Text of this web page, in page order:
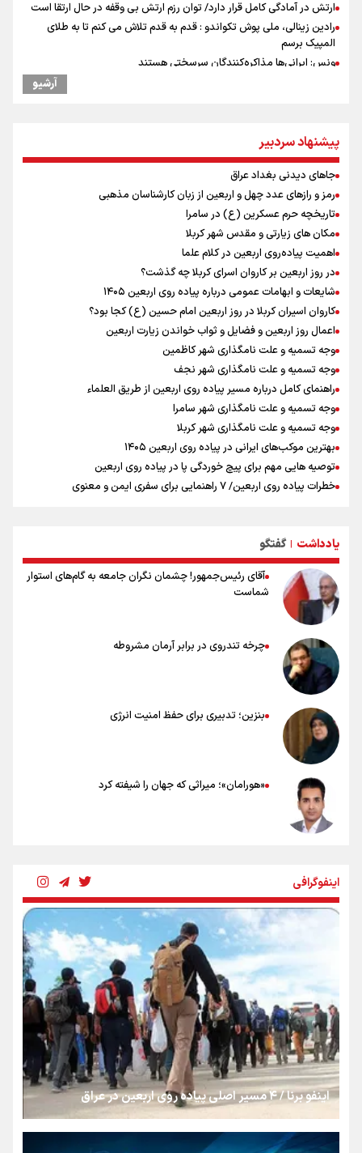
ارتش در آمادگی کامل قرار دارد/ توان رزم ارتش بی وقفه در حال ارتقا است
رادین زینالی، ملی پوش تکواندو : قدم به قدم تلاش می کنم تا به طلای
المپیک برسم
ونس: ایرانی‌ها مذاکره‌کنندگان سرسختی هستند
جابجایی مرکز ثقل اقتصاد جهان انجام شد/ فرصت طلایی برای اقتصاد
اردوی تیم ملی تکواندو
پالایشگاه بزرگ نفت روسیه هدف حمله قرار گرفت
دوچرخه‌سواری در کوهستان؛ جذاب اما بسیار خطرناک
تاریخچه حرم عسکرین (ع) در سامرا
مهدی حاجی ‌موسایی، ملی‌پوش تکواندوی ایران : با تصمیم فدراسیون در
وزن جدیدی در مسابقات حاضر می شوم
ماهواره‌‌ها خسارت انفجار جبل‌علی امارت را لو دادند
مسعود حجی زواره، مربی تیم ملی تکواندو : تیم جوان و آینده داری را در
اختیار داریم
پیام خانلرخانی، سرمربی تیم ملی تکواندو : به‌دلیل تحریم‌ها تهیه تجهیزات
الکترونیکی مورد نیاز تکواندو بسیار دشوار است
آرشیو
پیشنهاد سردبیر
جاهای دیدنی بغداد عراق
رمز و رازهای عدد چهل و اربعین از زبان کارشناسان مذهبی
تاریخچه حرم عسکرین (ع) در سامرا
مکان های زیارتی و مقدس شهر کربلا
اهمیت پیاده‌روی اربعین در کلام علما
در روز اربعین بر کاروان اسرای کربلا چه گذشت؟
شایعات و ابهامات عمومی درباره پیاده روی اربعین ۱۴۰۵
کاروان اسیران کربلا در روز اربعین امام حسین (ع) کجا بود؟
اعمال روز اربعین و فضایل و ثواب خواندن زیارت اربعین
وجه تسمیه و علت نامگذاری شهر کاظمین
وجه تسمیه و علت نامگذاری شهر نجف
راهنمای کامل درباره مسیر پیاده روی اربعین از طریق العلماء
وجه تسمیه و علت نامگذاری شهر سامرا
وجه تسمیه و علت نامگذاری شهر کربلا
بهترین موکب‌های ایرانی در پیاده روی اربعین ۱۴۰۵
توصیه هایی مهم برای پیچ خوردگی پا در پیاده روی اربعین
خطرات پیاده روی اربعین/ ۷ راهنمایی برای سفری ایمن و معنوی
۸۰ توصیه کاربردی برای ۸۰ کیلومتر پیاده روی اربعین
یادداشت | گفتگو
آقای رئیس‌جمهور! چشمان نگران جامعه به گام‌های استوار
شماست
چرخه تندروی در برابر آرمان مشروطه
بنزین؛ تدبیری برای حفظ امنیت انرژی
«هورامان»؛ میراثی که جهان را شیفته کرد
رسانه ملی و حق مردم برای شنیدن صدای رئیس‌جمهوری
روایت ایران از کنار مردم
از طلوع خیابان‌ها تا غروب اشک
جمله‌ای که بغض چهارماهه را شکست؛ «آهای مردم، آقا از
تهران رفتند»
اینفوگرافی
اینفو برنا / ۴ مسیر اصلی پیاده روی اربعین در عراق